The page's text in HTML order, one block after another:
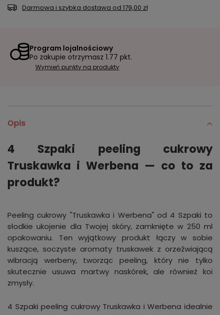
Darmowa i szybka dostawa od 179,00 zł
Program lojalnościowy
Po zakupie otrzymasz 1.77 pkt.
Wymień punkty na produkty
Opis
4 Szpaki peeling cukrowy
Truskawka i Werbena — co to za
produkt?
Peeling cukrowy "Truskawka i Werbena" od 4 Szpaki to
słodkie ukojenie dla Twojej skóry, zamknięte w 250 ml
opakowaniu. Ten wyjątkowy produkt łączy w sobie
kuszące, soczyste aromaty truskawek z orzeźwiającą
wibracją werbeny, tworząc peeling, który nie tylko
skutecznie usuwa martwy naskórek, ale również koi
zmysły.
4 Szpaki peeling cukrowy Truskawka i Werbena idealnie